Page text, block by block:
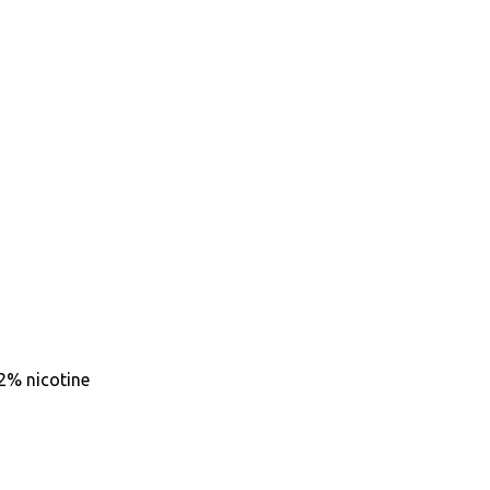
nicotine